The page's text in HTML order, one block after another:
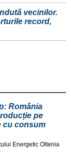
vecinilor.
record,
România
pe
cu consum
Energetic Oltenia